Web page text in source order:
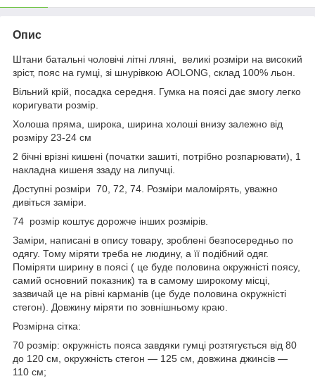
Опис
Штани батальні чоловічі літні лляні, великі розміри на високий
зріст, пояс на гумці, зі шнурівкою AOLONG, склад 100% льон.
Вільний крій, посадка середня. Гумка на поясі дає змогу легко
коригувати розмір.
Холоша пряма, широка, ширина холоші внизу залежно від
розміру 23-24 см
2 бічні врізні кишені (початки зашиті, потрібно розпарювати), 1
накладна кишеня ззаду на липучці.
Доступні розміри 70, 72, 74. Розміри маломірять, уважно
дивіться заміри.
74 розмір коштує дорожче інших розмірів.
Заміри, написані в опису товару, зроблені безпосередньо по
одягу. Тому міряти треба не людину, а її подібний одяг.
Поміряти ширину в поясі ( це буде половина окружністі поясу,
самий основний показник) та в самому широкому місці,
зазвичай це на рівні карманів (це буде половина окружністі
стегон). Довжину міряти по зовнішньому краю.
Розмірна сітка:
70 розмір: окружність пояса завдяки гумці розтягується від 80
до 120 см, окружність стегон — 125 см, довжина джинсів —
110 см;